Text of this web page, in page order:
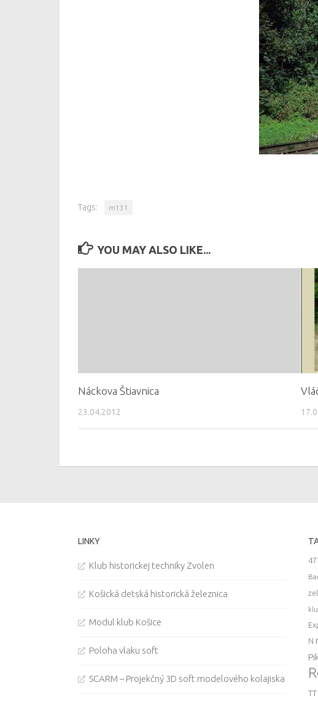
Tags: m131
YOU MAY ALSO LIKE...
Náckova Štiavnica
23.04.2012
LINKY
Klub historickej techniky Zvolen
Košická detská historická železnica
Modul klub Košice
Poloha vlaku soft
SCARM – Projekčný 3D soft modelového kolajiska
N
TT